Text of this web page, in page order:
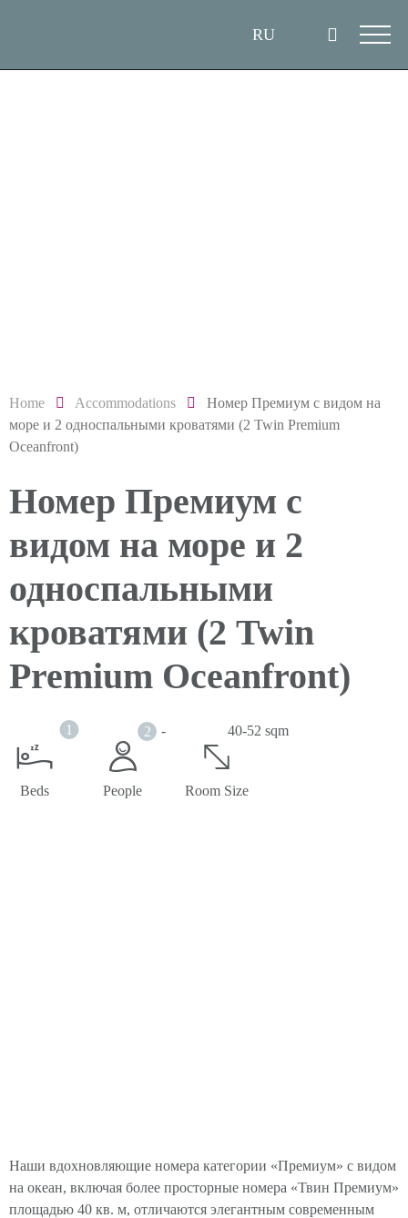
Home Accommodations
Номер Премиум с видом на
море и 2 односпальными кроватями (2 Twin Premium
Oceanfront)
Номер Премиум с
видом на море и 2
односпальными
кроватями (2 Twin
Premium Oceanfront)
1
Beds
2 -
People
40-52 sqm
Room Size
Наши вдохновляющие номера категории «Премиум» с видом
на океан, включая более просторные номера «Твин Премиум»
площадью 40 кв. м, отличаются элегантным современным